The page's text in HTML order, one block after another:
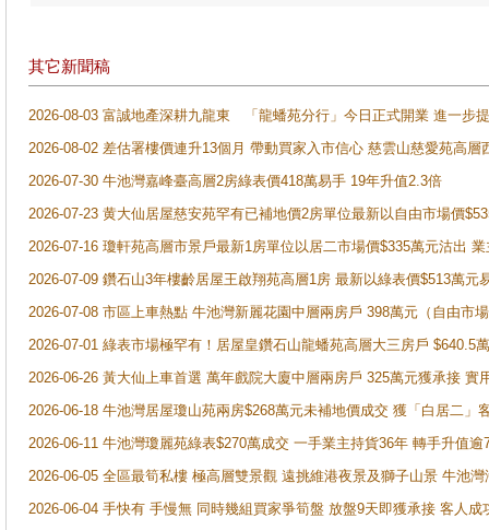
其它新聞稿
2026-08-03 富誠地產深耕九龍東 「龍蟠苑分行」今日正式開業 進一步
2026-08-02 差估署樓價連升13個月 帶動買家入市信心 慈雲山慈愛苑高層
2026-07-30 牛池灣嘉峰臺高層2房綠表價418萬易手 19年升值2.3倍
2026-07-23 黄大仙居屋慈安苑罕有已補地價2房單位最新以自由市場價
2026-07-16 瓊軒苑高層市景戶最新1房單位以居二市場價$335萬元沽出
2026-07-09 鑽石山3年樓齡居屋王啟翔苑高層1房 最新以綠表價$513萬元
2026-07-08 市區上車熱點 牛池灣新麗花園中層兩房戶 398萬元（自由市
2026-07-01 綠表市場極罕有！居屋皇鑽石山龍蟠苑高層大三房戶
2026-06-26 黃大仙上車首選 萬年戲院大廈中層兩房戶 325萬元獲承接 實
2026-06-18 牛池灣居屋瓊山苑兩房$268萬元未補地價成交 獲「白居二」
2026-06-11 牛池灣瓊麗苑綠表$270萬成交 一手業主持貨36年 轉手升值逾
2026-06-05 全區最筍私樓 極高層雙景觀 遠挑維港夜景及獅子山景 牛池
2026-06-04 手快有 手慢無 同時幾組買家爭筍盤 放盤9天即獲承接 客人